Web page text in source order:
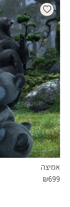
Add wishlist
אמיצה
₪699